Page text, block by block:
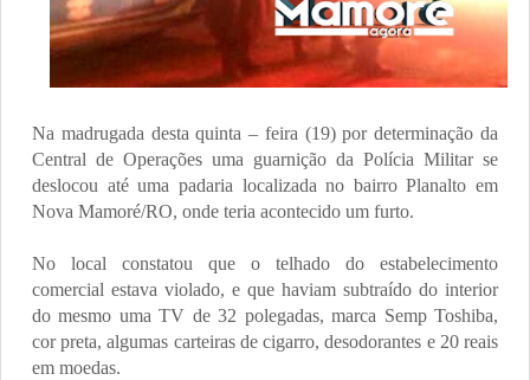
Na madrugada desta quinta – feira (19) por determinação da
Central de Operações uma guarnição da Polícia Militar se
deslocou até uma padaria localizada no bairro Planalto em
Nova Mamoré/RO, onde teria acontecido um furto.
No local constatou que o telhado do estabelecimento
comercial estava violado, e que haviam subtraído do interior
do mesmo uma TV de 32 polegadas, marca Semp Toshiba,
cor preta, algumas carteiras de cigarro, desodorantes e 20 reais
em moedas.